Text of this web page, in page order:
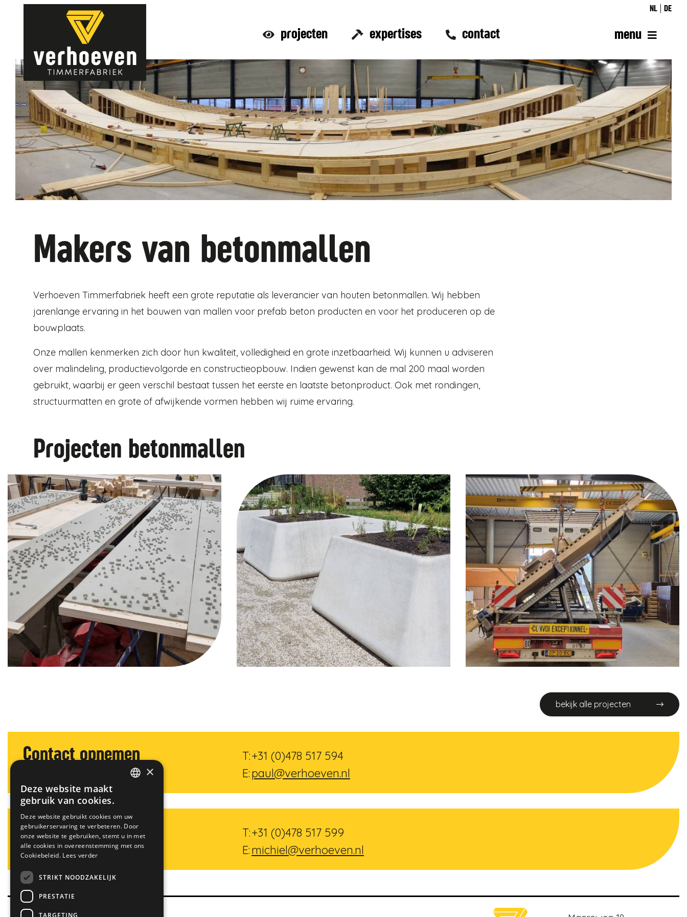
NL DE
projecten expertises contact menu
Makers van betonmallen
Verhoeven Timmerfabriek heeft een grote reputatie als leverancier van houten betonmallen. Wij hebben
jarenlange ervaring in het bouwen van mallen voor prefab beton producten en voor het produceren op de
bouwplaats.
Onze mallen kenmerken zich door hun kwaliteit, volledigheid en grote inzetbaarheid. Wij kunnen u adviseren
over malindeling, productievolgorde en constructieopbouw. Indien gewenst kan de mal 200 maal worden
gebruikt, waarbij er geen verschil bestaat tussen het eerste en laatste betonproduct. Ook met rondingen,
structuurmatten en grote of afwijkende vormen hebben wij ruime ervaring.
Projecten betonmallen
bekijk alle projecten
Contact opnemen
Paul Manders / Prefab timmerwerk
T:+31 (0)478 517 594
E:paul@verhoeven.nl
Contact opnemen
Michiel Hendriks / Betonmallen
T:+31 (0)478 517 599
E:michiel@verhoeven.nl
×
Deze website maakt
gebruik van cookies.
Deze website gebruikt cookies om uw
gebruikerservaring te verbeteren. Door
onze website te gebruiken, stemt u in met
alle cookies in overeenstemming met ons
Cookiebeleid. Lees verder
STRIKT NOODZAKELIJK
PRESTATIE
TARGETING